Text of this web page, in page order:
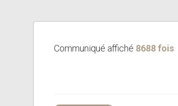
Communiqué affiché 8688 fois